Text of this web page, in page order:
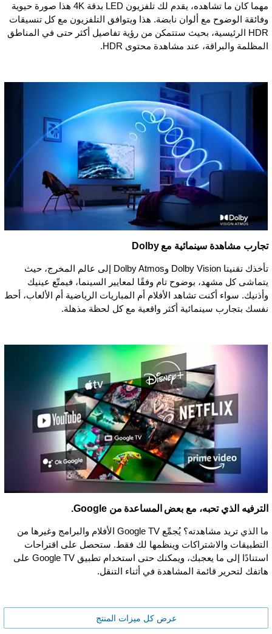
مهما كان ما تشاهده، يقدم لك تلفزيون LED بدقة 4K هذا صورة حيوية
وفائقة الوضوح مع ألوان نابضة. هذا ويتوافق التلفزيون مع كل تنسيقات
HDR الرئيسية، بحيث ستتمكن من رؤية تفاصيل أكثر حتى في المناطق
المظلمة والبراقة، عند مشاهدة محتوى HDR.
تجارب مشاهدة سينمائية مع Dolby
تأخذك تقنيتا Dolby Vision وDolby Atmos إلى عالم المخرج، حيث
يتماشى كل مشهد، بوضوح تام وفقًا لمعايير السينما، فيمتّع عينيك
وأذنيك. سواء أكنت تشاهد الأفلام أم المباريات الرياضية أم الألعاب، أحط
نفسك بتجارب سينمائية أكثر واقعية مع كل لحظة مذهلة.
الترفيه الذي تحبه، مع بعض المساعدة من Google.
ما الذي تريد مشاهدته؟ يُجمِّع Google TV الأفلام والبرامج وغيرها من
التطبيقات والاشتراكات وينظمها لك فقط. ستحصل على اقتراحات
استنادًا إلى ما يعجبك، ويمكنك حتى استخدام تطبيق Google TV على
هاتفك لتحرير قائمة المشاهدة في أثناء التنقل.
عرض كل ميزات المنتج